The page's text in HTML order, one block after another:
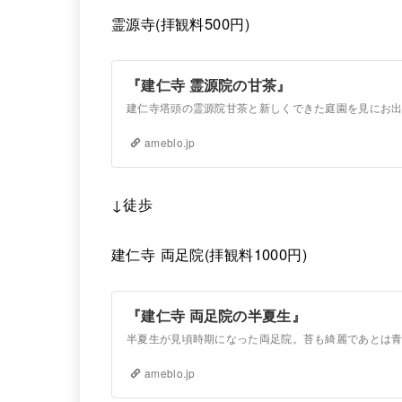
霊源寺(拝観料500円)
『建仁寺 霊源院の甘茶』
ameblo.jp
↓徒歩
建仁寺 両足院(拝観料1000円)
『建仁寺 両足院の半夏生』
ameblo.jp